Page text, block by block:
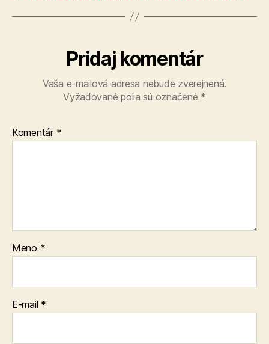
Pridaj komentár
Vaša e-mailová adresa nebude zverejnená.
Vyžadované polia sú označené *
Komentár *
Meno *
E-mail *